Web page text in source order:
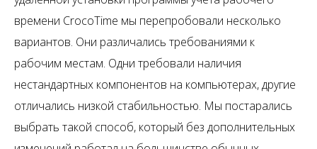
времени CrocoTime мы перепробовали несколько
вариантов. Они различались требованиями к
рабочим местам. Одни требовали наличия
нестандартных компонентов на компьютерах, другие
отличались низкой стабильностью. Мы постарались
выбрать такой способ, который без дополнительных